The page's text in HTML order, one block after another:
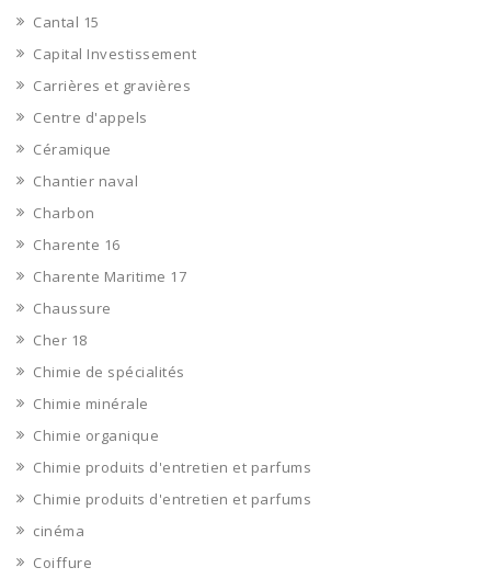
Cantal 15
Capital Investissement
Carrières et gravières
Centre d'appels
Céramique
Chantier naval
Charbon
Charente 16
Charente Maritime 17
Chaussure
Cher 18
Chimie de spécialités
Chimie minérale
Chimie organique
Chimie produits d'entretien et parfums
Chimie produits d'entretien et parfums
cinéma
Coiffure